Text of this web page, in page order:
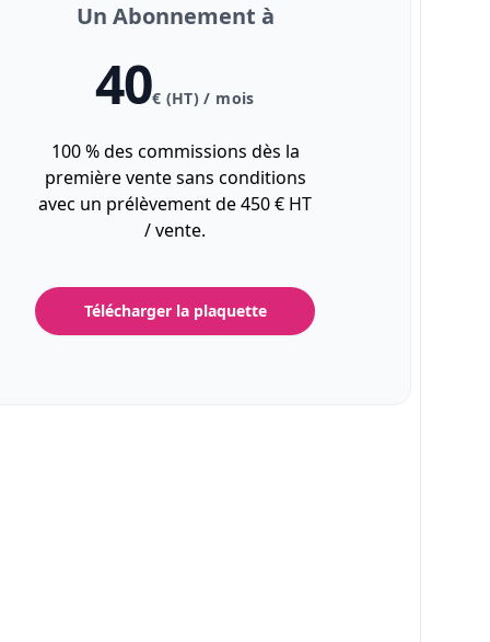
Un Abonnement à
40€ (HT) / mois
100 % des commissions dès la
première vente sans conditions
avec un prélèvement de 450 € HT
/ vente.
Télécharger la plaquette